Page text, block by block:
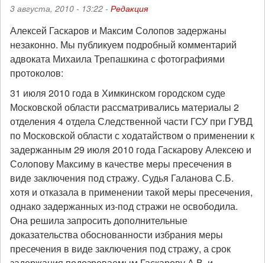
3 августа, 2010 - 13:22 - Редакция
Алексей Гаскаров и Максим Солопов задержаны
незаконно. Мы публикуем подробный комментарий
адвоката Михаила Трепашкина с фотографиями
протоколов:
31 июля 2010 года в Химкинском городском суде
Московской области рассматривались материалы 2
отделения 4 отдела Следственной части ГСУ при ГУВД
по Московской области с ходатайством о применении к
задержанным 29 июля 2010 года Гаскарову Алексею и
Солопову Максиму в качестве меры пресечения в
виде заключения под стражу. Судья Галанова С.Б.
хотя и отказала в применении такой меры пресечения,
однако задержанных из-под стражи не освободила.
Она решила запросить дополнительные
доказательства обоснованности избрания меры
пресечения в виде заключения под стражу, а срок